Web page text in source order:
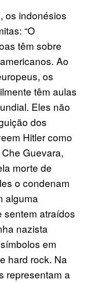
os indonésios
“O
têm sobre
Ao
os
têm aulas
Eles não
dos
Hitler como
Guevara,
morte de
o condenam
alguma
sentem atraídos
nazista
em
hard rock. Na
representam a